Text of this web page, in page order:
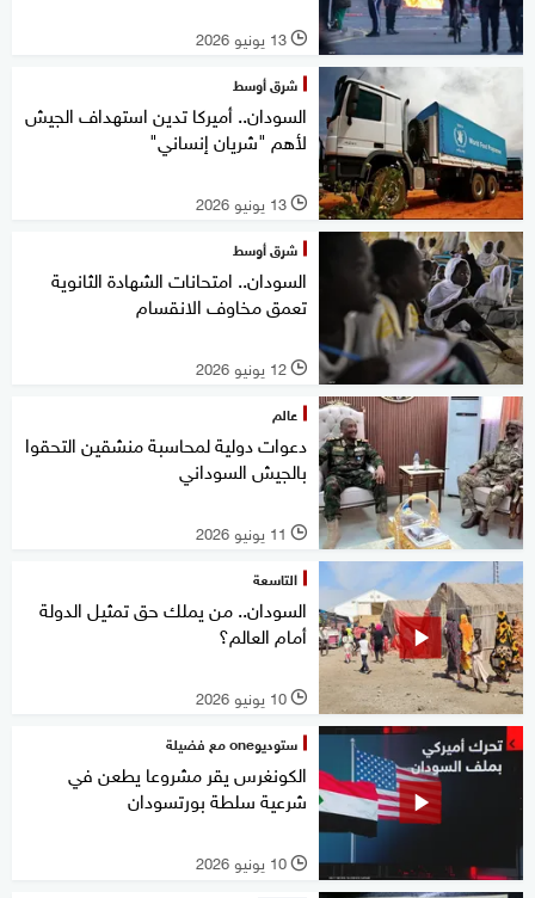
l 13 يونيو 2026
شرق أوسط
السودان.. أميركا تدين استهداف الجيش
لأهم "شريان إنساني"
l 13 يونيو 2026
شرق أوسط
السودان.. امتحانات الشهادة الثانوية
تعمق مخاوف الانقسام
l 12 يونيو 2026
عالم
دعوات دولية لمحاسبة منشقين التحقوا
بالجيش السوداني
l 11 يونيو 2026
التاسعة
السودان.. من يملك حق تمثيل الدولة
أمام العالم؟
l 10 يونيو 2026
ستوديوone مع فضيلة
الكونغرس يقر مشروعا يطعن في
شرعية سلطة بورتسودان
l 10 يونيو 2026